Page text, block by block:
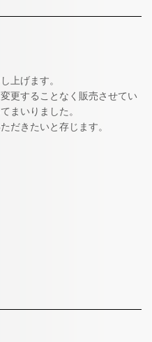
上げます。
更することなく販売させてい
まいりました。
だきたいと存じます。